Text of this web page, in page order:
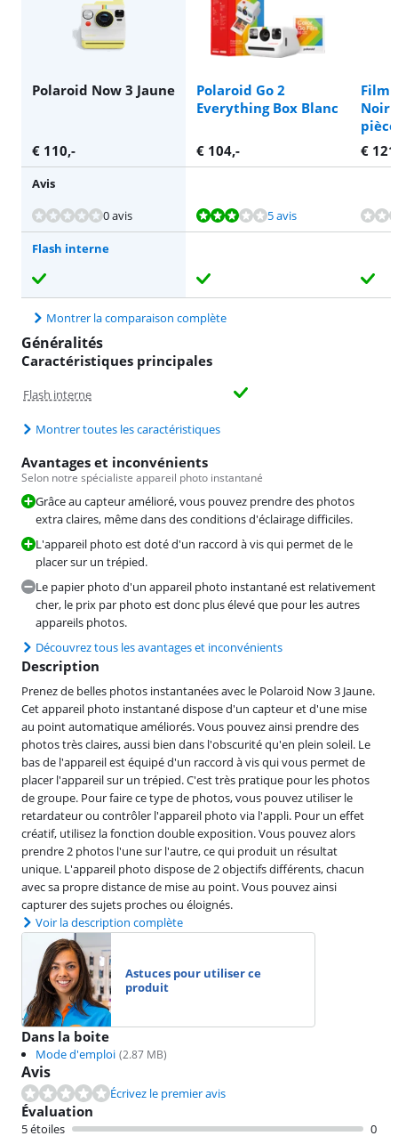
Polaroid Now 3 Jaune
Polaroid Go 2
Everything Box Blanc
Film
Noir
€ 110,- € 104,- € 121
Avis
0 avis
La note est de 5,9 sur 10, basée sur 5 avis. 5 avis
La note est de 4,5 sur 10, basée sur 1 avis.
Flash interne
Montrer la comparaison complète
Généralités
Caractéristiques principales
Flash interne
Montrer toutes les caractéristiques
Avantages et inconvénients
Selon notre spécialiste appareil photo instantané
Grâce au capteur amélioré, vous pouvez prendre des photos
extra claires, même dans des conditions d'éclairage difficiles.
L'appareil photo est doté d'un raccord à vis qui permet de le
placer sur un trépied.
Le papier photo d'un appareil photo instantané est relativement
cher, le prix par photo est donc plus élevé que pour les autres
appareils photos.
Découvrez tous les avantages et inconvénients
Description
Prenez de belles photos instantanées avec le Polaroid Now 3 Jaune.
Cet appareil photo instantané dispose d'un capteur et d'une mise
au point automatique améliorés. Vous pouvez ainsi prendre des
photos très claires, aussi bien dans l'obscurité qu'en plein soleil. Le
bas de l'appareil est équipé d'un raccord à vis qui vous permet de
placer l'appareil sur un trépied. C'est très pratique pour les photos
de groupe. Pour faire ce type de photos, vous pouvez utiliser le
retardateur ou contrôler l'appareil photo via l'appli. Pour un effet
créatif, utilisez la fonction double exposition. Vous pouvez alors
prendre 2 photos l'une sur l'autre, ce qui produit un résultat
unique. L'appareil photo dispose de 2 objectifs différents, chacun
avec sa propre distance de mise au point. Vous pouvez ainsi
capturer des sujets proches ou éloignés.
Voir la description complète
Astuces pour utiliser ce
produit
Dans la boite
Mode d'emploi (2.87 MB)
Avis
Écrivez le premier avis
Évaluation
5 étoiles 0